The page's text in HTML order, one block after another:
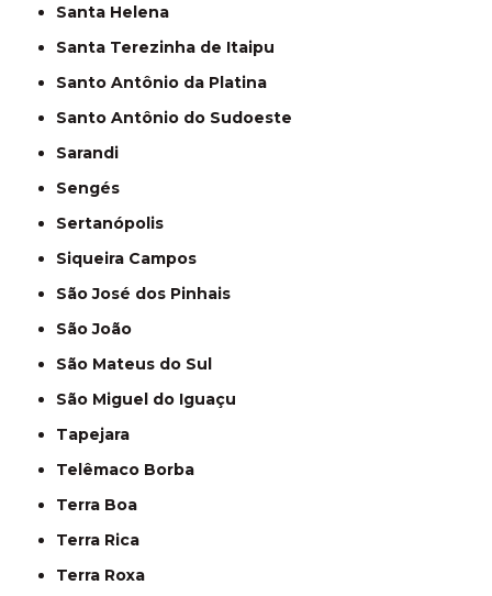
Santa Helena
Santa Terezinha de Itaipu
Santo Antônio da Platina
Santo Antônio do Sudoeste
Sarandi
Sengés
Sertanópolis
Siqueira Campos
São José dos Pinhais
São João
São Mateus do Sul
São Miguel do Iguaçu
Tapejara
Telêmaco Borba
Terra Boa
Terra Rica
Terra Roxa